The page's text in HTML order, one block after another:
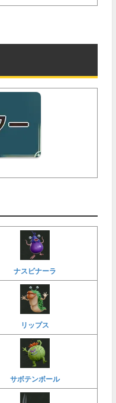
ナスビナーラ
リップス
サボテンボール